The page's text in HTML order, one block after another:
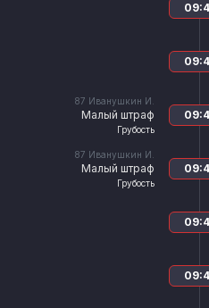
87 Иванушкин И.
Малый штраф
Грубость
87 Иванушкин И.
Малый штраф
Грубость